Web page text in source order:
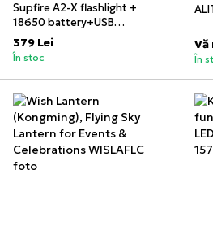
Supfire A2-X flashlight +
18650 battery+USB
cable+hanging box
379 Lei
În stoc
Vă
În